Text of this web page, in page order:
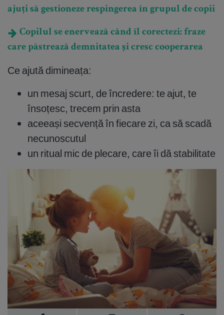
ajuți să gestioneze respingerea în grupul de copii
Copilul se enervează când îl corectezi: fraze
care păstrează demnitatea și cresc cooperarea
Ce ajută dimineața:
un mesaj scurt, de încredere: te ajut, te
însoțesc, trecem prin asta
aceeași secvență în fiecare zi, ca să scadă
necunoscutul
un ritual mic de plecare, care îi dă stabilitate